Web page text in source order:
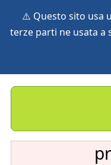
⚠️ Questo sito usa
terze parti ne usata a